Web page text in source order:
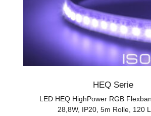
HEQ Serie
LED HEQ HighPower RGB
28,8W, IP20, 5m Rolle, 120